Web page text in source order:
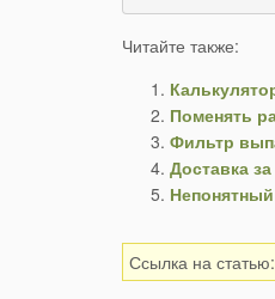
Читайте также:
Поменять
Фильтр
Доставка
Ссылка на статью: